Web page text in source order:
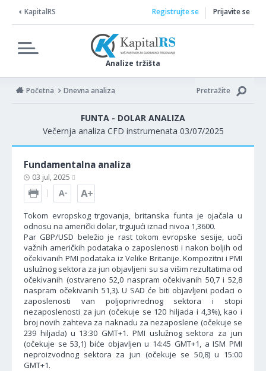
KapitalRS
Analize tržišta
Registrujte se Prijavite se
Početna Dnevna analiza Pretražite
FUNTA - DOLAR ANALIZA
Večernja analiza CFD instrumenata 03/07/2025
Fundamentalna analiza
03 jul, 2025
Tokom evropskog trgovanja, britanska funta je ojačala u
odnosu na američki dolar, trgujući iznad nivoa 1,3600.
Par GBP/USD beležio je rast tokom evropske sesije, uoči
važnih američkih podataka o zaposlenosti i nakon boljih od
očekivanih PMI podataka iz Velike Britanije. Kompozitni i PMI
uslužnog sektora za jun objavljeni su sa višim rezultatima od
očekivanih (ostvareno 52,0 naspram očekivanih 50,7 i 52,8
naspram očekivanih 51,3). U SAD će biti objavljeni podaci o
zaposlenosti van poljoprivrednog sektora i stopi
nezaposlenosti za jun (očekuje se 120 hiljada i 4,3%), kao i
broj novih zahteva za naknadu za nezaposlene (očekuje se
239 hiljada) u 13:30 GMT+1. PMI uslužnog sektora za jun
(očekuje se 53,1) biće objavljen u 14:45 GMT+1, a ISM PMI
neproizvodnog sektora za jun (očekuje se 50,8) u 15:00
GMT+1.